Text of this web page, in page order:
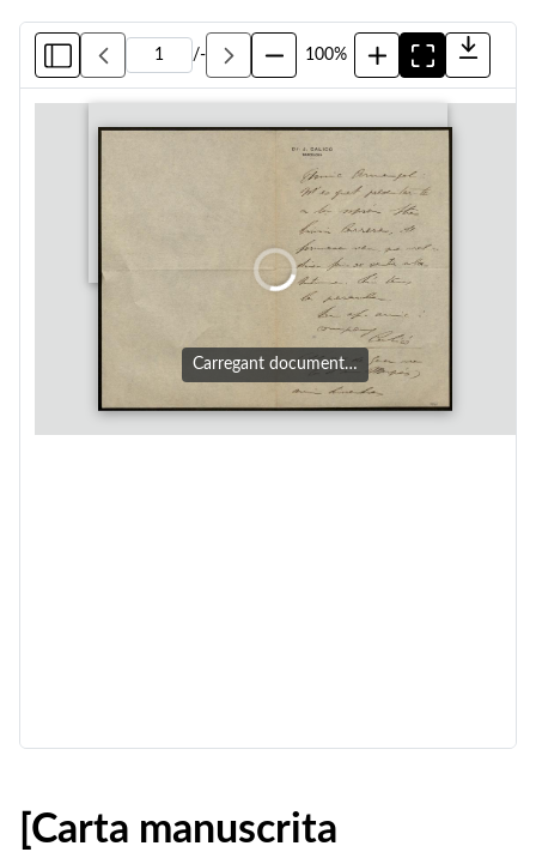
/- 100%
Carregant document…
[Carta manuscrita